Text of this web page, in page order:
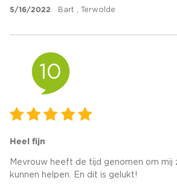
5/16/2022 Bart , Terwolde
10
Heel fijn
Mevrouw heeft de tijd genomen om mij
kunnen helpen. En dit is gelukt!